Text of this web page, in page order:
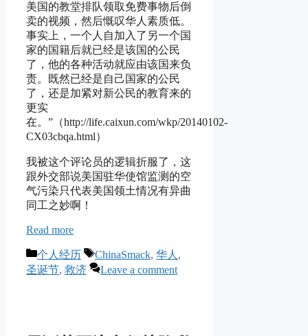
美国的教堂排队领取免费事物后倒
卖的视频，然后慨叹华人素质低。
事实上，一个人自加入了另一个国
家的国籍后就已经是该国的公民
了，他的各种活动就应由该国来负
责。既然已经是自己国家的公民
了，还是加紧对新公民的教育来的
更实
在。”（http://life.caixun.com/wkp/20140102-
CX03cbqa.html）
我被这个评论员的逻辑折服了，这
跟外交部说美国驻华使馆监测的空
气污染只代表美国领土情况有异曲
同工之妙啊！
Read more
Categories
个人经历 Tags
ChinaSmack, 华人 ,
圣诞节, 救济 Leave a comment